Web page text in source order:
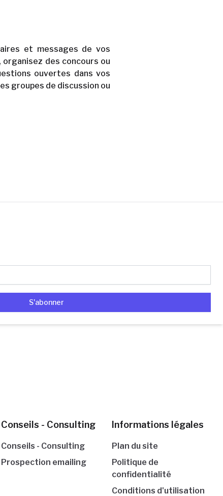
et messages de vos
des concours ou
ouvertes dans vos
groupes de discussion ou
S'abonner
Conseils - Consulting
Conseils - Consulting
Prospection emailing
Informations légales
Plan du site
Politique de
confidentialité
Conditions d'utilisation